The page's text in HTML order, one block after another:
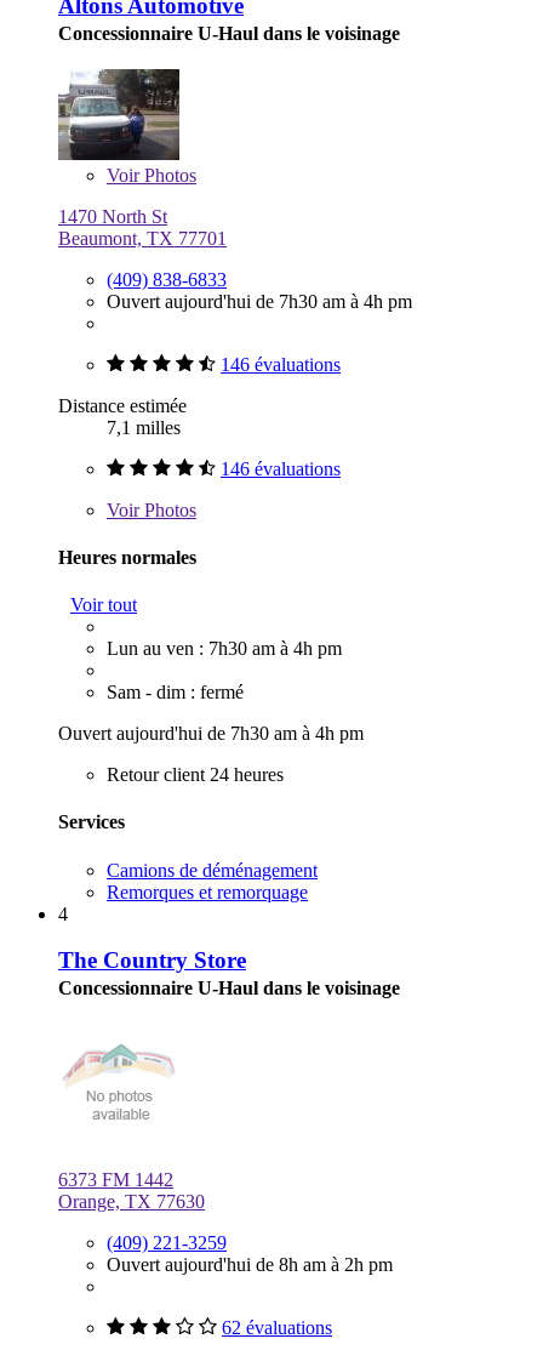
Altons Automotive
Concessionnaire U-Haul dans le voisinage
VoirPhotos
1470 North St
Beaumont, TX 77701
(409) 838-6833
Ouvert aujourd'hui de 7h30 am à 4h pm
146 évaluations
Distance estimée
7,1 milles
146 évaluations
VoirPhotos
Heures normales
Voir tout
Lun au ven : 7h30 am à 4h pm
Sam - dim : fermé
Ouvert aujourd'hui de 7h30 am à 4h pm
Retour client 24 heures
Services
Camions de déménagement
Remorques et remorquage
4
The Country Store
Concessionnaire U-Haul dans le voisinage
6373 FM 1442
Orange, TX 77630
(409) 221-3259
Ouvert aujourd'hui de 8h am à 2h pm
62 évaluations